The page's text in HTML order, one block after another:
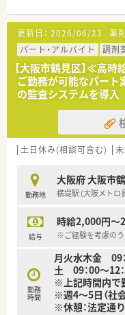
りスタッフの意見
のご理解がございま
■ドクターに声を掛
関係も良好です。
■最新の調剤機器や
率良くお仕事いた
■基本的に移動無し
ができます。
■各店舗、最寄駅
■未経験の方、扶養
談可能です。
更新日： 2026/06/23 薬
パート・アルバイト
調剤
【大阪市鶴見区】≪高
ご勤務が可能なパー
の監査システムを導入
土日休み(相談可含む)
勤務地
大阪府 大阪市
横堤駅 (大阪メトロ
給与
時給2,000円～
※ご経験を考慮のう
勤務
時間
月火水木金 09
土 09：00～12
※上記時間内で
※週4～5日（社
※休憩：法定通り